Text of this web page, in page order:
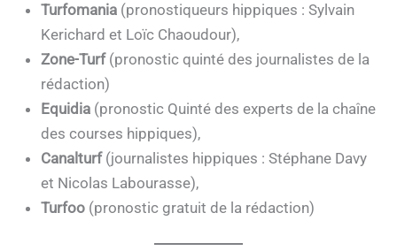
Turfomania(pronostiqueurs hippiques : Sylvain
Kerichard et Loïc Chaoudour),
Zone-Turf(pronostic quinté des journalistes de la
rédaction)
Equidia (pronostic Quinté des experts de la chaîne
des courses hippiques),
Canalturf(journalistes hippiques : Stéphane Davy
et Nicolas Labourasse),
Turfoo(pronostic gratuit de la rédaction)